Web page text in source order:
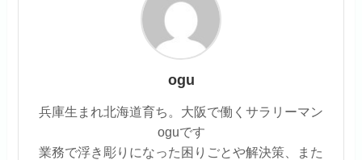
ogu
兵庫生まれ北海道育ち。大阪で働くサラリーマン
oguです
業務で浮き彫りになった困りごとや解決策、また